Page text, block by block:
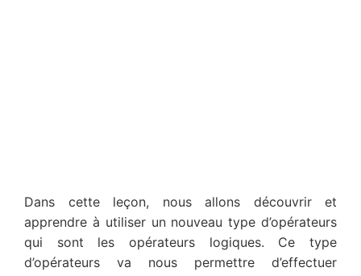
Dans cette leçon, nous allons découvrir et
apprendre à utiliser un nouveau type d’opérateurs
qui sont les opérateurs logiques. Ce type
d’opérateurs va nous permettre d’effectuer